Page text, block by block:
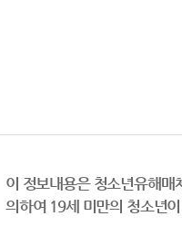
이 정보내용은 청소년유해매
의하여 19세 미만의 청소년